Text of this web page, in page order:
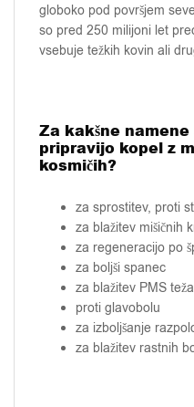
globoko pod površjem
so pred 250 milijoni let
vsebuje težkih kovin ali
Za kakšne
pripravijo kopel z
kosmičih?
za sprostitev, proti
za blažitev mišičnih
za regeneracijo po
za boljši spanec
za blažitev PMS
proti glavobolu
za izboljšanje
za blažitev rastnih